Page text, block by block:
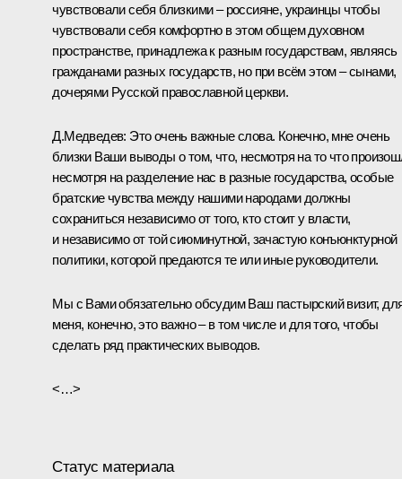
чувствовали себя близкими – россияне, украинцы чтобы
чувствовали себя комфортно в этом общем духовном
пространстве, принадлежа к разным государствам, являясь
гражданами разных государств, но при всём этом – сынами,
дочерями Русской православной церкви.
Д.Медведев: Это очень важные слова. Конечно, мне очень
близки Ваши выводы о том, что, несмотря на то что
несмотря на разделение нас в разные государства, особые
братские чувства между нашими народами должны
сохраниться независимо от того, кто стоит у власти,
и независимо от той сиюминутной, зачастую конъюнктурной
политики, которой предаются те или иные руководители.
Мы с Вами обязательно обсудим Ваш пастырский визит,
меня, конечно, это важно – в том числе и для того, чтобы
сделать ряд практических выводов.
<…>
Статус материала